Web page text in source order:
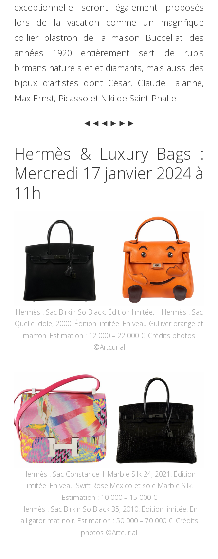
exceptionnelle seront également proposés
lors de la vacation comme un magnifique
collier plastron de la maison Buccellati des
années 1920 entièrement serti de rubis
birmans naturels et et diamants, mais aussi des
bijoux d’artistes dont César, Claude Lalanne,
Max Ernst, Picasso et Niki de Saint-Phalle.
◄◄◄►►►
Hermès & Luxury Bags :
Mercredi 17 janvier 2024 à
11h
Hermès : Sac Birkin So Black. Édition limitée. – Hermès : Sac
Quelle Idole, 2000. Édition limitée. En veau Gulliver orange et
marron. Estimation : 12 000 – 22 000 €. Crédits photos
©Artcurial
Hermès : Sac Constance III Marble Silk 24, 2021. Édition
limitée. En veau Swift Rose Mexico et soie Marble Silk.
Estimation : 10 000 – 15 000 €
Hermès : Sac Birkin So Black 35, 2010. Édition limitée. En
alligator mat noir. Estimation : 50 000 – 70 000 €. Crédits
photos ©Artcurial